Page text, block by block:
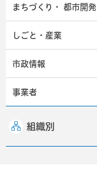
まちづくり・ 都市開発
しごと・産業
市政情報
事業者
組織別